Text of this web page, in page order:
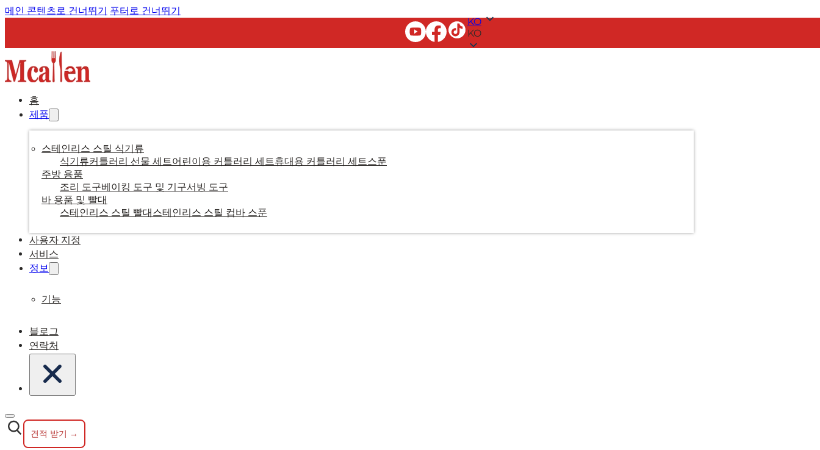
메인 콘텐츠로 건너뛰기 푸터로 건너뛰기
KO
KO
홈
제품
스테인리스 스틸 식기류
식기류커틀러리 선물 세트어린이용 커틀러리 세트휴대용 커틀러리 세트스푼
주방 용품
조리 도구베이킹 도구 및 기구서빙 도구
바 용품 및 빨대
스테인리스 스틸 빨대 스테인리스 스틸 컵바 스푼
사용자 지정
서비스
정보
기능
블로그
연락처
견적 받기 →